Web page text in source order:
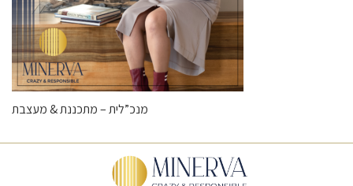
מנכ”לית – מתכננת & מעצבת